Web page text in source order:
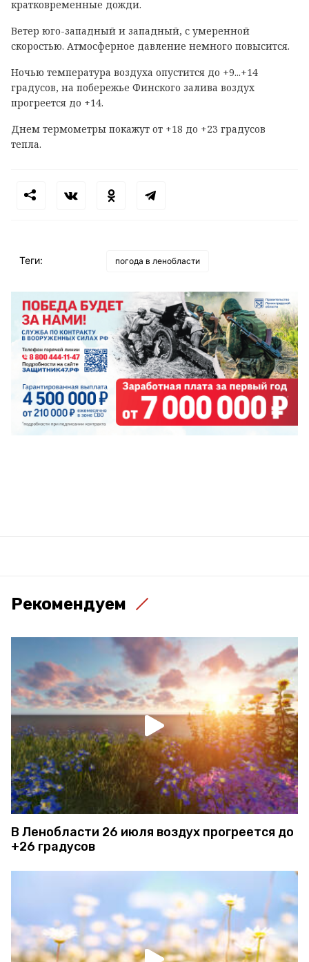
кратковременные дожди.
Ветер юго-западный и западный, с умеренной
скоростью. Атмосферное давление немного повысится.
Ночью температура воздуха опустится до +9...+14
градусов, на побережье Финского залива воздух
прогреется до +14.
Днем термометры покажут от +18 до +23 градусов
тепла.
Теги: погода в ленобласти
Рекомендуем
В Ленобласти 26 июля воздух прогреется до
+26 градусов